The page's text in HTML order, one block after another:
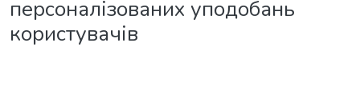
персоналізованих уподобань
користувачів